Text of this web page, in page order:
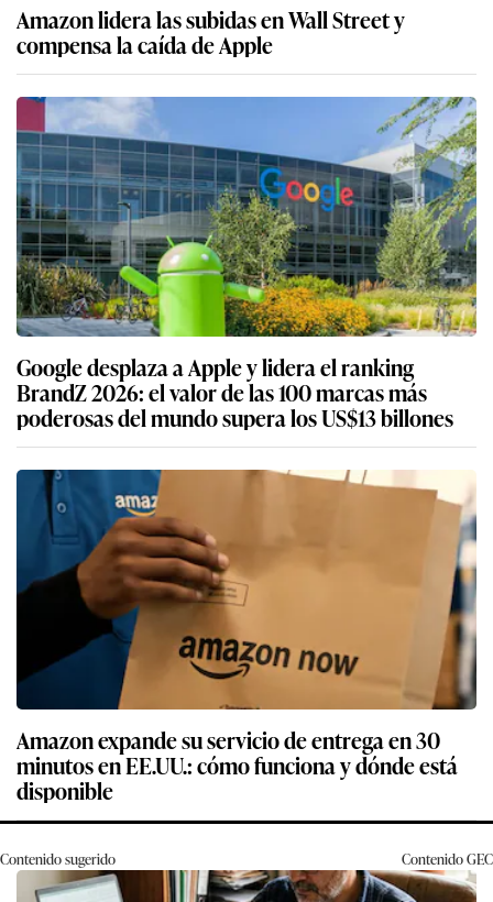
Amazon lidera las subidas en Wall Street y
compensa la caída de Apple
Google desplaza a Apple y lidera el ranking
BrandZ 2026: el valor de las 100 marcas más
poderosas del mundo supera los US$13 billones
Amazon expande su servicio de entrega en 30
minutos en EE.UU.: cómo funciona y dónde está
disponible
Contenido sugerido ContenidoGEC